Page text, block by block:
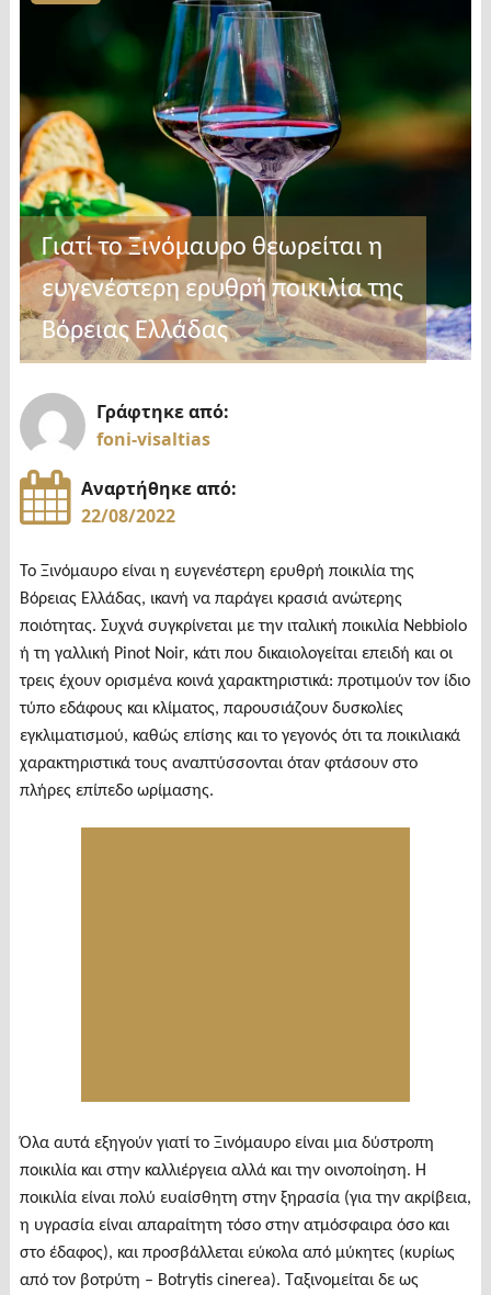
Γιατί το Ξινόμαυρο θεωρείται η
ευγενέστερη ερυθρή ποικιλία της
Βόρειας Ελλάδας
Γράφτηκε από:
foni-visaltias
Αναρτήθηκε από:
22/08/2022
To Ξινόμαυρο είναι η ευγενέστερη ερυθρή ποικιλία της
Βόρειας Ελλάδας, ικανή να παράγει κρασιά ανώτερης
ποιότητας. Συχνά συγκρίνεται με την ιταλική ποικιλία Nebbiolo
ή τη γαλλική Pinot Noir, κάτι που δικαιολογείται επειδή και οι
τρεις έχουν ορισμένα κοινά χαρακτηριστικά: προτιμούν τον ίδιο
τύπο εδάφους και κλίματος, παρουσιάζουν δυσκολίες
εγκλιματισμού, καθώς επίσης και το γεγονός ότι τα ποικιλιακά
χαρακτηριστικά τους αναπτύσσονται όταν φτάσουν στο
πλήρες επίπεδο ωρίμασης.
Όλα αυτά εξηγούν γιατί το Ξινόμαυρο είναι μια δύστροπη
ποικιλία και στην καλλιέργεια αλλά και την οινοποίηση. Η
ποικιλία είναι πολύ ευαίσθητη στην ξηρασία (για την ακρίβεια,
η υγρασία είναι απαραίτητη τόσο στην ατμόσφαιρα όσο και
στο έδαφος), και προσβάλλεται εύκολα από μύκητες (κυρίως
από τον βοτρύτη – Botrytis cinerea). Ταξινομείται δε ως